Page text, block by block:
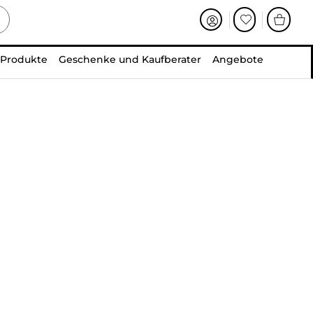
Geschenke und Kaufberater Angebote